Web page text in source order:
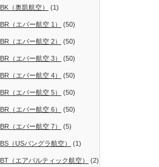
BK（奥凱航空） (1)
BR（エバー航空 1） (50)
BR（エバー航空 2） (50)
BR（エバー航空 3） (50)
BR（エバー航空 4） (50)
BR（エバー航空 5） (50)
BR（エバー航空 6） (50)
BR（エバー航空 7） (5)
BS（USバングラ航空） (1)
BT（エアバルティック航空） (2)